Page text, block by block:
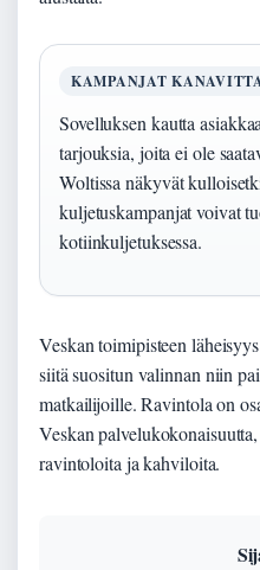
KAMPANJAT
Sovelluksen kautta
tarjouksia, joita ei ole
Woltissa näkyvät
kuljetuskampanjat voivat
kotiinkuljetuksessa.
Veskan toimipisteen
siitä suositun valinnan niin
matkailijoille. Ravintola on
Veskan
ravintoloita ja kahviloita.